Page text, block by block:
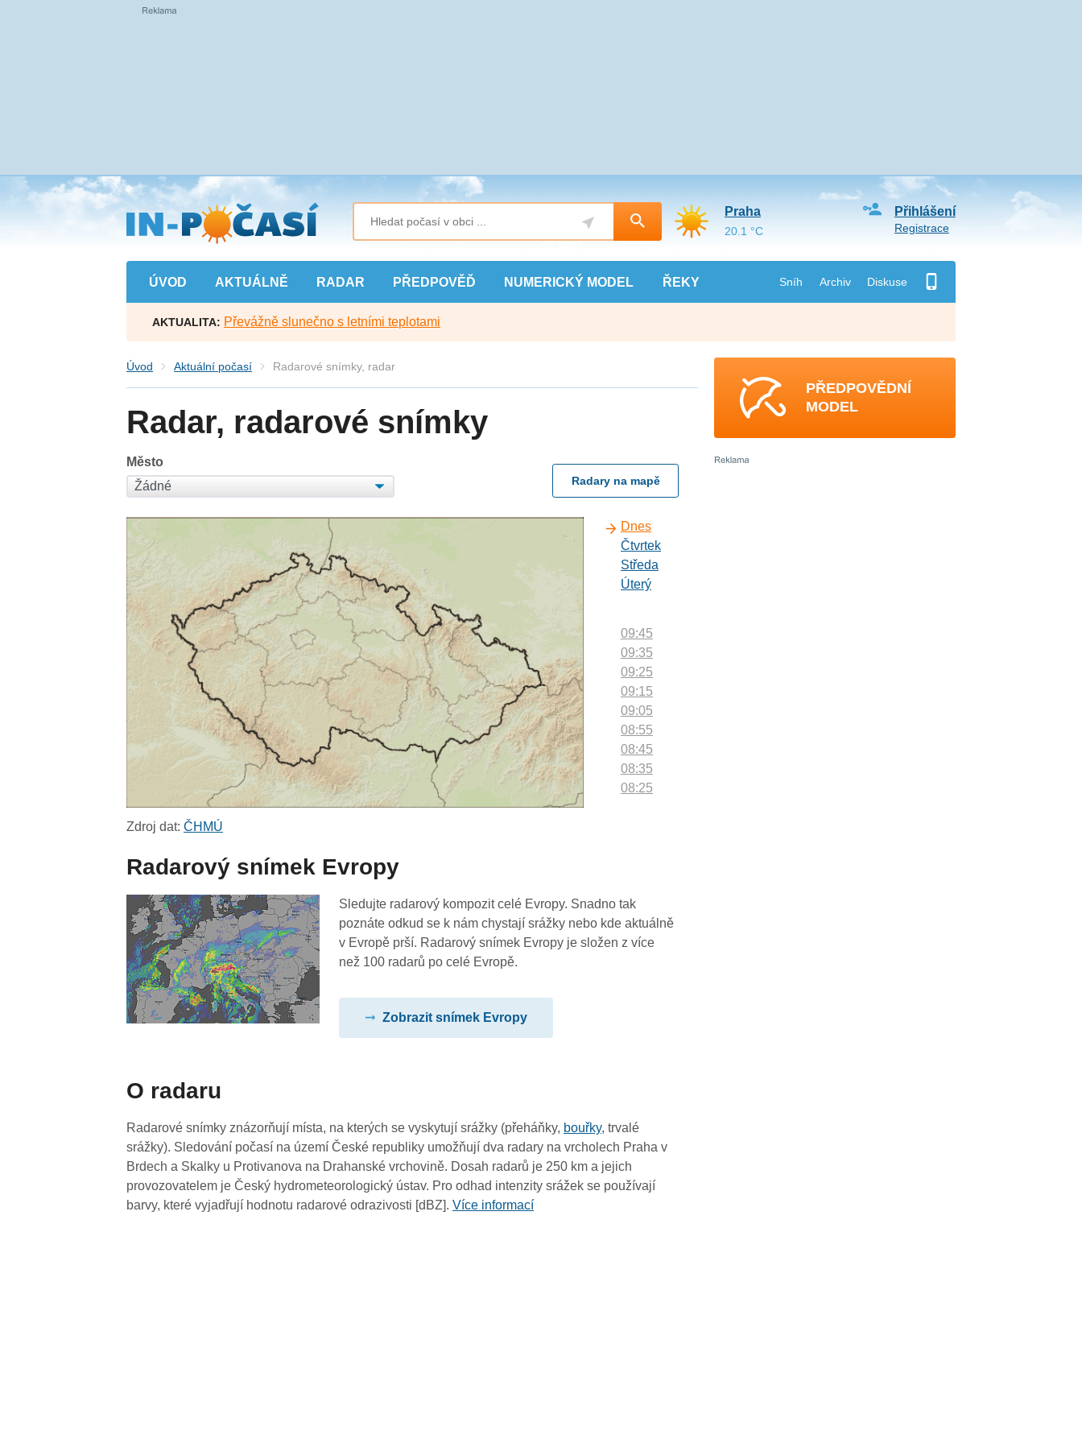
Přejít
na
hlavní
obsah
ÚVOD AKTUÁLNĚ RADAR PŘEDPOVĚĎ NUMERICKÝ MODEL ŘEKY Sníh Archiv Diskuse
Přihlášení
Registrace
Praha
20.1 °C
AKTUALITA: Převážně slunečno s letními teplotami
Úvod Aktuální počasí Radarové snímky, radar
Radar, radarové snímky
Město
Radary na mapě
Dnes
Čtvrtek
Středa
Úterý
09:45
09:35
09:25
09:15
09:05
08:55
08:45
08:35
08:25
07:25
07:15
07:05
05:25
05:15
05:05
04:55
Zdroj dat:ČHMÚ
Radarový snímek Evropy
Sledujte radarový kompozit celé Evropy. Snadno tak
poznáte odkud se k nám chystají srážky nebo kde aktuálně
v Evropě prší. Radarový snímek Evropy je složen z více
než 100 radarů po celé Evropě.
Zobrazit snímek Evropy
O radaru
Radarové snímky znázorňují místa, na kterých se vyskytují srážky (přeháňky, bouřky, trvalé
srážky). Sledování počasí na území České republiky umožňují dva radary na vrcholech Praha v
Brdech a Skalky u Protivanova na Drahanské vrchovině. Dosah radarů je 250 km a jejich
provozovatelem je Český hydrometeorologický ústav. Pro odhad intenzity srážek se používají
barvy, které vyjadřují hodnotu radarové odrazivosti [dBZ].Více informací
PŘEDPOVĚDNÍ
MODEL